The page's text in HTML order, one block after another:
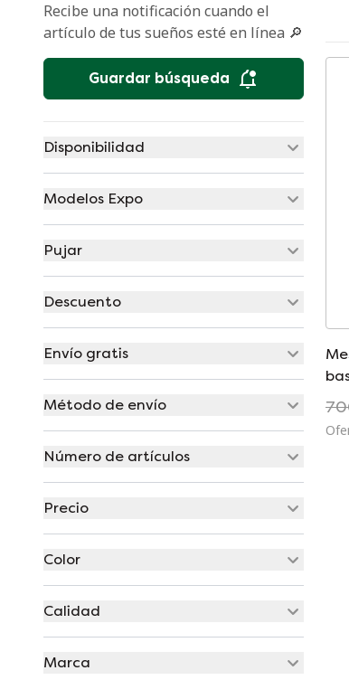
Recibe una notificación cuando el
artículo de tus sueños esté en línea 🔎
Guardar búsqueda
Disponibilidad
Modelos Expo
Pujar
Descuento
Envío gratis
Método de envío
Número de artículos
Precio
Color
Calidad
Marca